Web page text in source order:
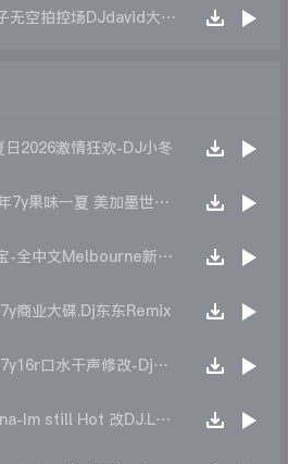
2018情人节商业电子无空拍控场DJdavid大伟Remix
日2026激情狂欢-DJ小冬
【沈风串烧】2K26年7y果味一夏 美加墨世界杯主题跳舞派对专辑 - Dj.阿帅
【沈风串烧】DJ大宝-全中文Melbourne新弹跳一飞冲天重低音上劲风暴MUSIC慢摇大碟
商业大碟.Dj东东Remix
【沈风串烧】2K26.7y16r口水干声修改-Dj东东Remix
【沈风外文】Luciana-Im still Hot 改DJ.LoZe